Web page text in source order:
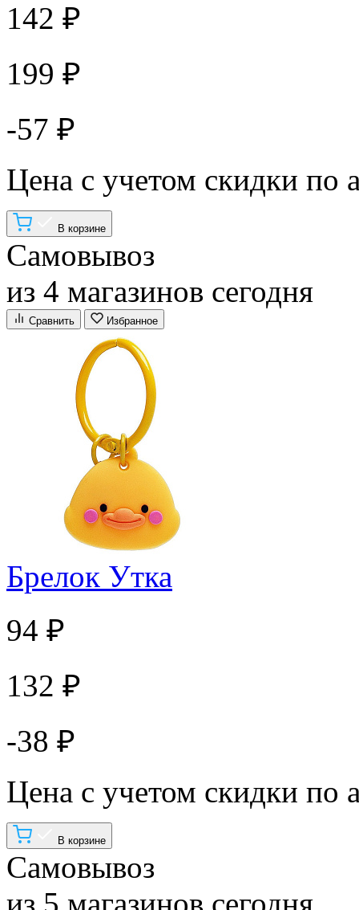
142 ₽
199 ₽
-57 ₽
Цена с учетом скидки по
В корзине
Самовывоз
из 4 магазинов сегодня
Сравнить Избранное
Брелок Утка
94 ₽
132 ₽
-38 ₽
Цена с учетом скидки по
В корзине
Самовывоз